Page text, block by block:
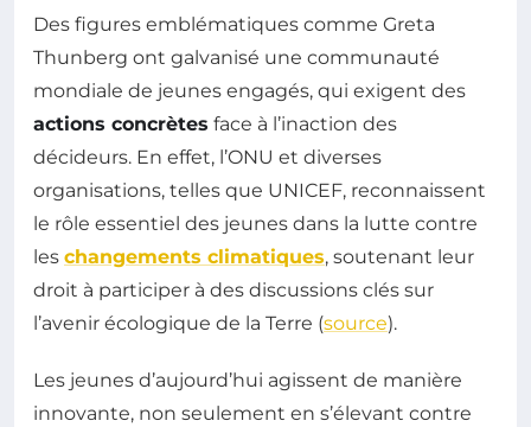
Des figures emblématiques comme Greta
Thunberg ont galvanisé une communauté
mondiale de jeunes engagés, qui exigent des
actions concrètes face à l’inaction des
décideurs. En effet, l’ONU et diverses
organisations, telles que UNICEF, reconnaissent
le rôle essentiel des jeunes dans la lutte contre
les changements climatiques, soutenant leur
droit à participer à des discussions clés sur
l’avenir écologique de la Terre (source).
Les jeunes d’aujourd’hui agissent de manière
innovante, non seulement en s’élevant contre